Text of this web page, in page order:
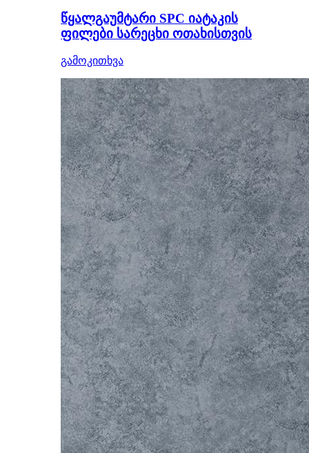
წყალგაუმტარი SPC იატაკის
ფილები სარეცხი ოთახისთვის
გამოკითხვა